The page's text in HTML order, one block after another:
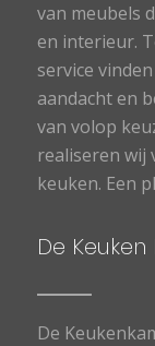
van meubels
en interieur.
service
aandacht en
van volop
realiseren wij
keuken. Een
De
De